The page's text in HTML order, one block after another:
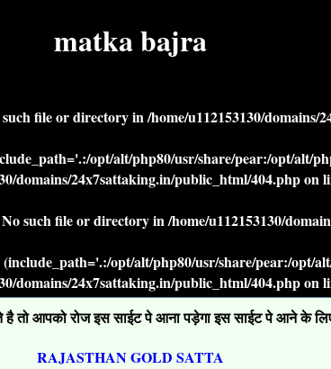
matka bajra
such file or directory in/home/u112153130/
opt/alt/php80/usr/share/pear:/opt/alt/
domains/24x7sattaking.in/public_html/404.phpon
such file or directory in/home/u112153130/
opt/alt/php80/usr/share/pear:/opt/
domains/24x7sattaking.in/public_html/404.phpon
तो आपको रोज इस साईट पे आना पड़ेगा इस साईट पे आने के
RAJASTHAN GOLD SATTA